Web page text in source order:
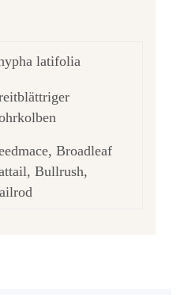
latifolia
Broadleaf
Bullrush,